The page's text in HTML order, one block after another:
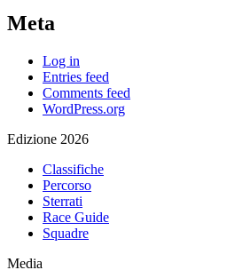
Meta
Log in
Entries feed
Comments feed
WordPress.org
Edizione 2026
Classifiche
Percorso
Sterrati
Race Guide
Squadre
Media